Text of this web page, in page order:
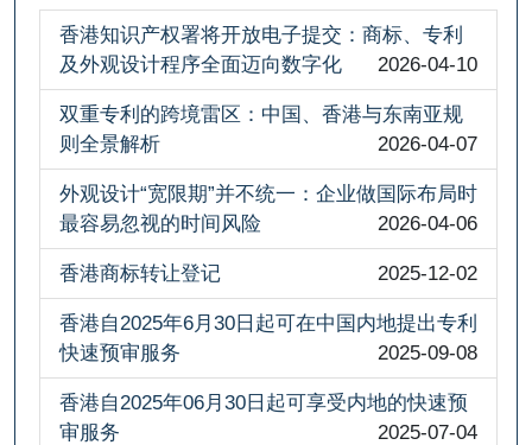
香港知识产权署将开放电子提交：商标、专利
及外观设计程序全面迈向数字化
2026-04-10
双重专利的跨境雷区：中国、香港与东南亚规
则全景解析
2026-04-07
外观设计“宽限期”并不统一：企业做国际布局时
最容易忽视的时间风险
2026-04-06
香港商标转让登记 2025-12-02
香港自2025年6月30日起可在中国内地提出专利
快速预审服务
2025-09-08
香港自2025年06月30日起可享受内地的快速预
审服务
2025-07-04